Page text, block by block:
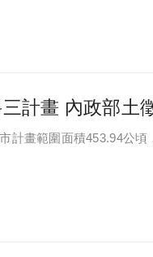
計畫 內政部土
計畫範圍面積453.94公